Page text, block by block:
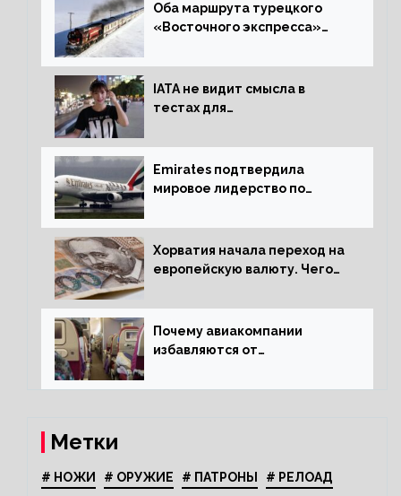
Оба маршрута турецкого
«Восточного экспресса»
IATA не видит смысла в
тестах для
Emirates подтвердила
мировое лидерство по
Хорватия начала переход на
европейскую валюту. Чего
Почему авиакомпании
избавляются от
Метки
# НОЖИ # ОРУЖИЕ # ПАТРОНЫ # РЕЛОАД